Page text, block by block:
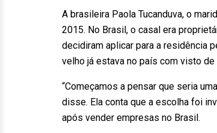
A brasileira Paola Tucanduva, o
2015. No Brasil, o casal era
decidiram aplicar para a residência
velho já estava no país com visto
“Começamos a pensar que seria
disse. Ela conta que a escolha foi
após vender empresas no Brasil.